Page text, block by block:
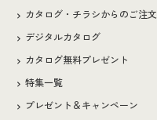
カタログ・チラシからのご注文
デジタルカタログ
カタログ無料プレゼント
特集一覧
プレゼント＆キャンペーン